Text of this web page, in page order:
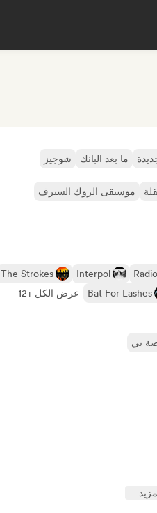
ما بعد البانك شوجيز
موسيقى الروك السيرف
Interpol
The Strokes
Bat For Lashes عرض الكل +12
بي